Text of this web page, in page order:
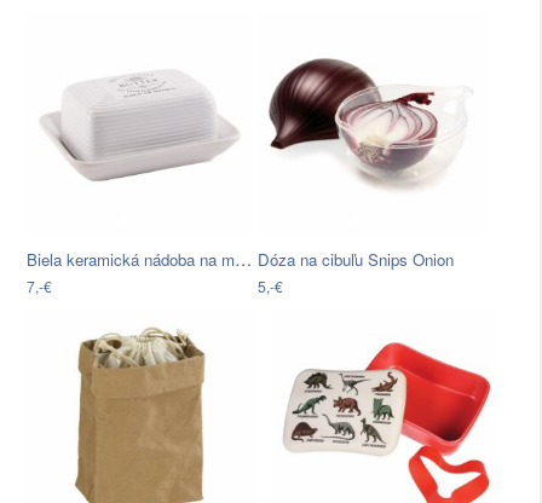
Biela keramická nádoba na maslo Orion…
7,-€
Dóza na cibuľu Snips Onion
5,-€